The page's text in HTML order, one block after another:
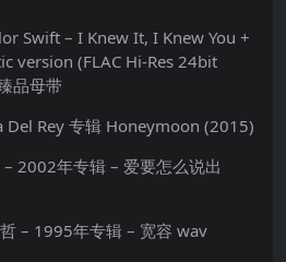
Swift – I Knew It, I Knew You +
version (FLAC Hi-Res 24bit
品母带
Del Rey 专辑 Honeymoon (2015)
– 2002年专辑 – 爱要怎么说出
– 1995年专辑 – 宽容 wav